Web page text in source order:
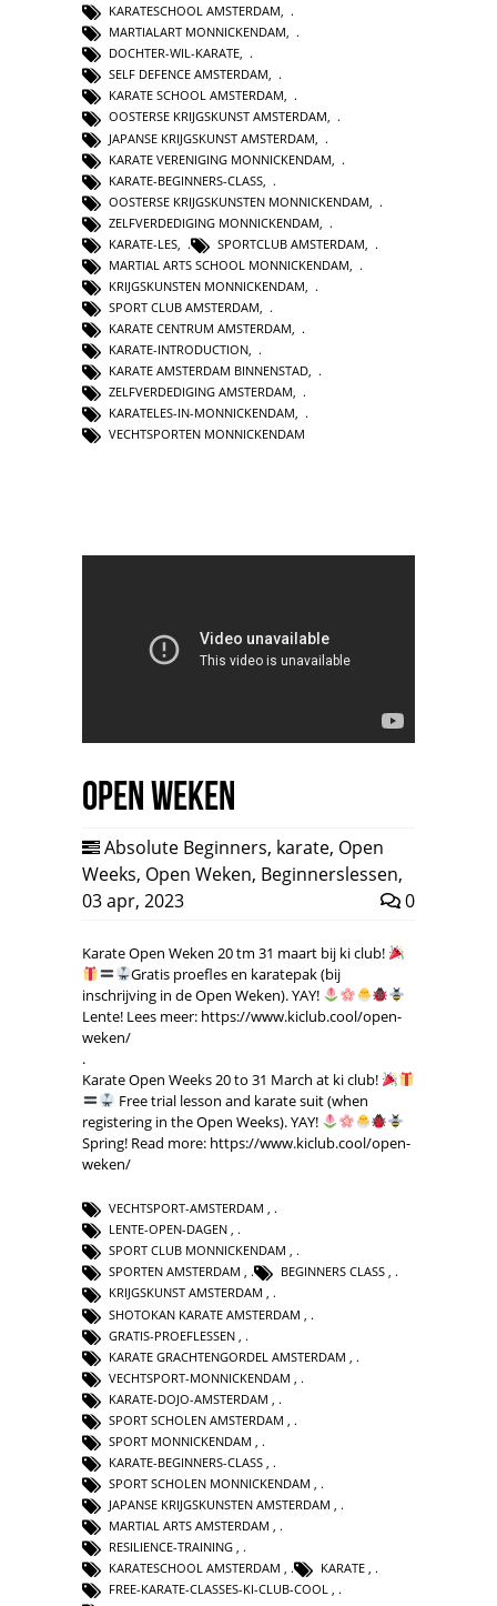
KARATESCHOOL AMSTERDAM,
MARTIALART MONNICKENDAM,
DOCHTER-WIL-KARATE,
SELF DEFENCE AMSTERDAM,
KARATE SCHOOL AMSTERDAM,
OOSTERSE KRIJGSKUNST AMSTERDAM,
JAPANSE KRIJGSKUNST AMSTERDAM
KARATE VERENIGING MONNICKENDAM
KARATE-BEGINNERS-CLASS
OOSTERSE KRIJGSKUNSTEN MONNICKENDAM
ZELFVERDEDIGING MONNICKENDAM
KARATE-LES
SPORTCLUB AMSTERDAM
MARTIAL ARTS SCHOOL MONNICKENDAM
KRIJGSKUNSTEN MONNICKENDAM
SPORT CLUB AMSTERDAM,
KARATE CENTRUM AMSTERDAM,
KARATE-INTRODUCTION,
KARATE AMSTERDAM BINNENSTAD,
ZELFVERDEDIGING AMSTERDAM,
KARATELES-IN-MONNICKENDAM,
VECHTSPORTEN MONNICKENDAM
Open Weken
Absolute Beginners, karate, Open
Weeks, Open Weken, Beginnerslessen,
03 apr, 2023
0
Karate Open Weken 20 tm 31 maart bij ki club!
Gratis proefles en karatepak (bij
inschrijving in de Open Weken). YAY!
Lente! Lees meer: https://www.kiclub.cool/open-
weken/
.
Karate Open Weeks 20 to 31 March at ki club!
Free trial lesson and karate suit (when
registering in the Open Weeks). YAY!
Spring! Read more: https://www.kiclub.cool/open-
weken/
VECHTSPORT-AMSTERDAM ,
LENTE-OPEN-DAGEN ,
SPORT CLUB MONNICKENDAM ,
SPORTEN AMSTERDAM , BEGINNERS CLASS ,
KRIJGSKUNST AMSTERDAM ,
SHOTOKAN KARATE AMSTERDAM
GRATIS-PROEFLESSEN
KARATE GRACHTENGORDEL AMSTERDAM
VECHTSPORT-MONNICKENDAM
KARATE-DOJO-AMSTERDAM
SPORT SCHOLEN AMSTERDAM
SPORT MONNICKENDAM
KARATE-BEGINNERS-CLASS
SPORT SCHOLEN MONNICKENDAM ,
JAPANSE KRIJGSKUNSTEN AMSTERDAM ,
MARTIAL ARTS AMSTERDAM ,
RESILIENCE-TRAINING ,
KARATESCHOOL AMSTERDAM , KARATE ,
FREE-KARATE-CLASSES-KI-CLUB-COOL ,